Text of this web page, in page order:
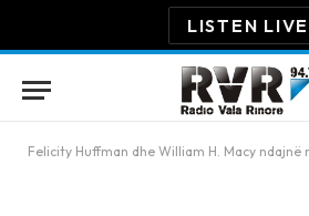
LISTEN LIVE